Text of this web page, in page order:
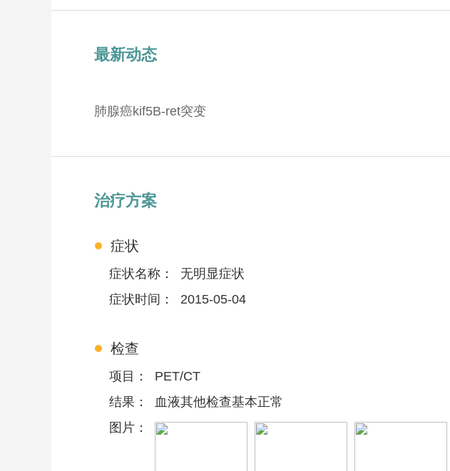
最新动态
肺腺癌kif5B-ret突变
治疗方案
症状
症状名称：
无明显症状
症状时间：
2015-05-04
检查
项目：
PET/CT
结果：
血液其他检查基本正常
图片：